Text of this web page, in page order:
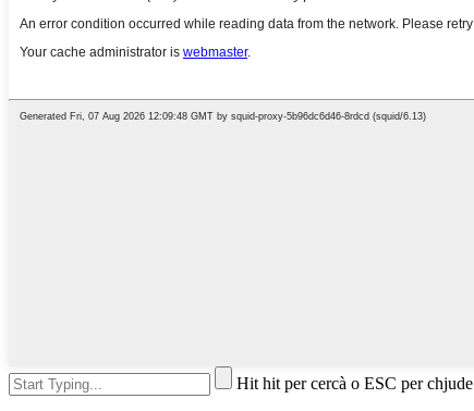
Hit hit per cercà o ESC per chjude